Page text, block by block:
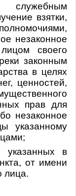
служебным
взятки,
незаконное
своего
законным
в целях
ценностей,
прав для
незаконное
указанному
указанных в
от имени
лица.